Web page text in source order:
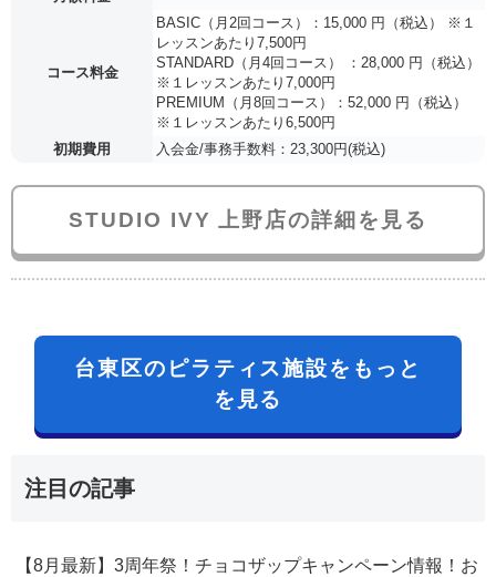
コース料金
BASIC（月2回コース）：15,000 円（税込） ※１
レッスンあたり7,500円
STANDARD（月4回コース） ：28,000 円（税込）
※１レッスンあたり7,000円
PREMIUM（月8回コース）：52,000 円（税込）
※１レッスンあたり6,500円
初期費用
入会金/事務手数料：23,300円(税込)
STUDIO IVY 上野店の詳細を見る
台東区のピラティス施設をもっと
を見る
注目の記事
【8月最新】3周年祭！チョコザップキャンペーン情報！お